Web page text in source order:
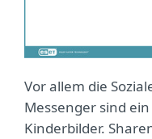
Vor allem die
Messenger sind
Kinderbilder.